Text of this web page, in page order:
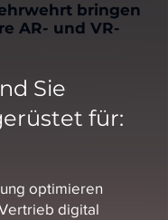
bringen
AR- und VR-
Sie
für:
optimieren
digital